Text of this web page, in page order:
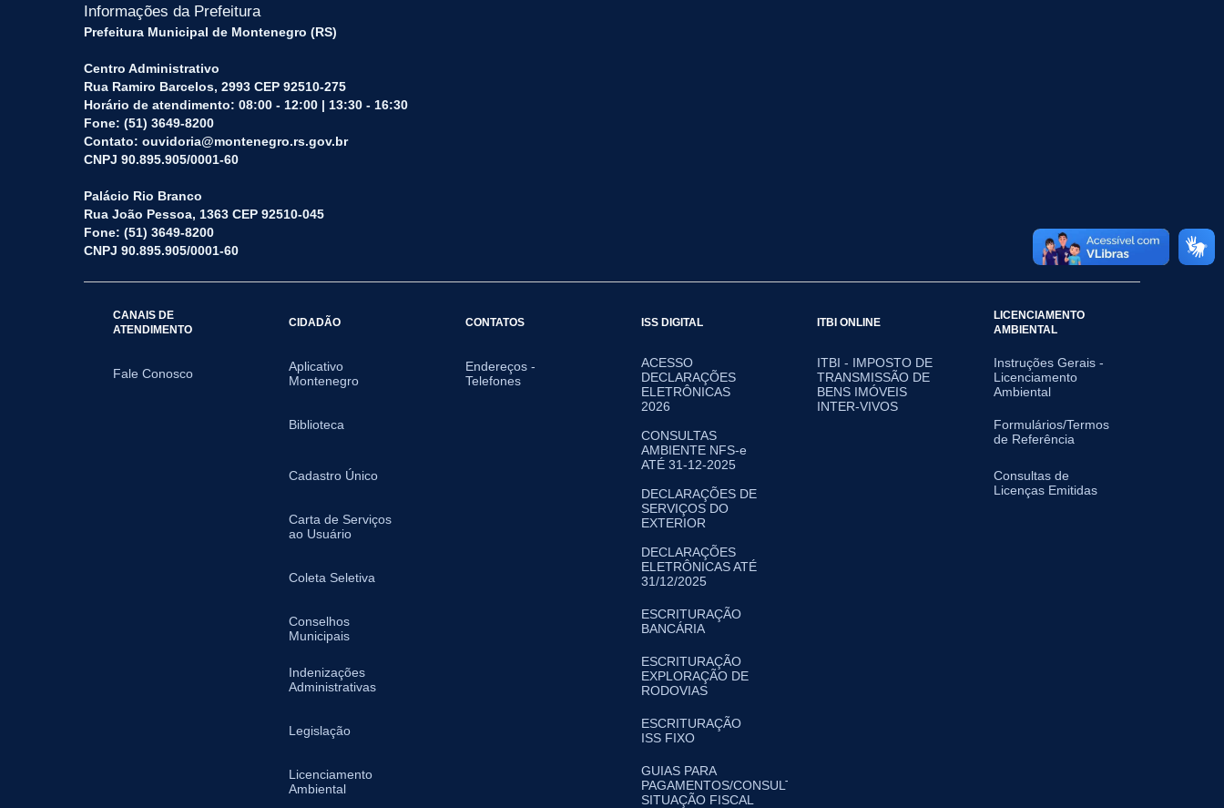
Informações da Prefeitura
Prefeitura Municipal de Montenegro (RS)
Centro Administrativo
Rua Ramiro Barcelos, 2993 CEP 92510-275
Horário de atendimento: 08:00 - 12:00 | 13:30 - 16:30
Fone: (51) 3649-8200
Contato: ouvidoria@montenegro.rs.gov.br
CNPJ 90.895.905/0001-60
Palácio Rio Branco
Rua João Pessoa, 1363 CEP 92510-045
Fone: (51) 3649-8200
CNPJ 90.895.905/0001-60
CANAIS DE
ATENDIMENTO
Fale Conosco
CIDADÃO
Aplicativo
Montenegro
Biblioteca
Cadastro Único
Carta de Serviços
ao Usuário
Coleta Seletiva
Conselhos
Municipais
Indenizações
Administrativas
Legislação
Licenciamento
Ambiental
CONTATOS
Endereços -
Telefones
ISS DIGITAL
ACESSO
DECLARAÇÕES
ELETRÔNICAS
2026
CONSULTAS
AMBIENTE NFS-e
ATÉ 31-12-2025
DECLARAÇÕES DE
SERVIÇOS DO
EXTERIOR
DECLARAÇÕES
ELETRÔNICAS ATÉ
31/12/2025
ESCRITURAÇÃO
BANCÁRIA
ESCRITURAÇÃO
EXPLORAÇÃO DE
RODOVIAS
ESCRITURAÇÃO
ISS FIXO
GUIAS PARA
PAGAMENTOS/CONSULTA
SITUAÇÃO FISCAL
ITBI ONLINE
ITBI - IMPOSTO DE
TRANSMISSÃO DE
BENS IMÓVEIS
INTER-VIVOS
LICENCIAMENTO
AMBIENTAL
Instruções Gerais -
Licenciamento
Ambiental
Formulários/Termos
de Referência
Consultas de
Licenças Emitidas